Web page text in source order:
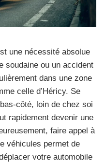
une nécessité absolue
soudaine ou un accident
dans une zone
celle d’Héricy. Se
côté, loin de chez soi
rapidement devenir une
faire appel à
véhicules permet de
votre automobile